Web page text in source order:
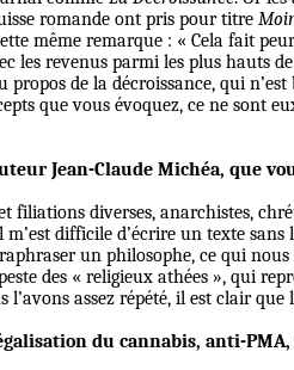
romande ont pris pour titre
même remarque : « Cela fait
revenus parmi les plus hauts
propos de la décroissance, qui
que vous évoquez, ce ne sont
Jean-Claude Michéa, que
filiations diverses, anarchistes,
difficile d’écrire un texte
un philosophe, ce qui
des « religieux athées », qui
assez répété, il est clair
du cannabis, anti-